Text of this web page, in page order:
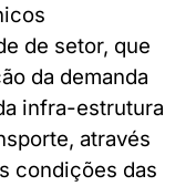
de setor, que
da demanda
infra-estrutura
através
condições das